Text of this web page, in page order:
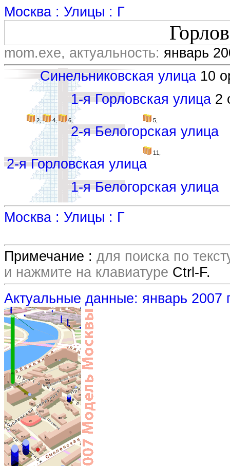
Москва : Улицы : Г
mom.exe, актуальность: январь
Синельниковская улица 10
1-я Горловская улица 2
2, 4, 6, 5,
2-я Белогорская улица
11,
2-я Горловская улица
1-я Белогорская улица
Москва : Улицы : Г
Примечание : для поиска по
и нажмите на клавиатуре Ctrl-F.
Актуальные данные: январь 2007